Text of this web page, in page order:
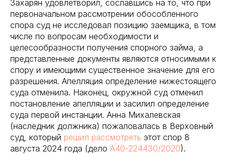
Захарян удовлетворил, сославшись на то, что при
первоначальном рассмотрении обособленного
спора суд не исследовал позицию заемщика, в том
числе по вопросам необходимости и
целесообразности получения спорного займа, а
представленные документы являются относимыми к
спору и имеющими существенное значение для его
разрешения. Апелляция определение нижестоящего
суда отменила. Наконец, окружной суд отменил
постановление апелляции и засилил определение
суда первой инстанции. Анна Михалевская
(наследник должника) пожаловалась в Верховный
суд, который решил рассмотреть этот спор 8
августа 2024 года (дело А40-224430/2020).